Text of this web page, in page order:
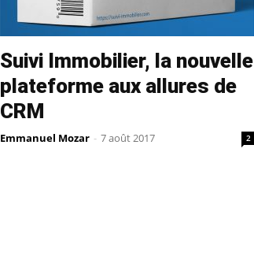
Suivi Immobilier, la nouvelle
plateforme aux allures de
CRM
Emmanuel Mozar - 7 août 2017 2